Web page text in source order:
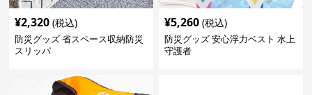
¥2,320 (税込)
防災グッズ 省スペース収納防災
スリッパ
¥5,260 (税込)
防災グッズ 安心浮力ベスト 水上
守護者